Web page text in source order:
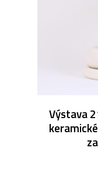
Výstava